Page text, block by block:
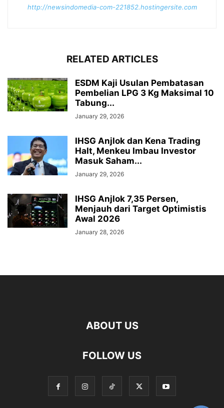
http://newsindomedia-com-221852.hostingersite.com
RELATED ARTICLES
ESDM Kaji Usulan Pembatasan
Pembelian LPG 3 Kg Maksimal 10
Tabung...
January 29, 2026
IHSG Anjlok dan Kena Trading
Halt, Menkeu Imbau Investor
Masuk Saham...
January 29, 2026
IHSG Anjlok 7,35 Persen,
Menjauh dari Target Optimistis
Awal 2026
January 28, 2026
ABOUT US
FOLLOW US